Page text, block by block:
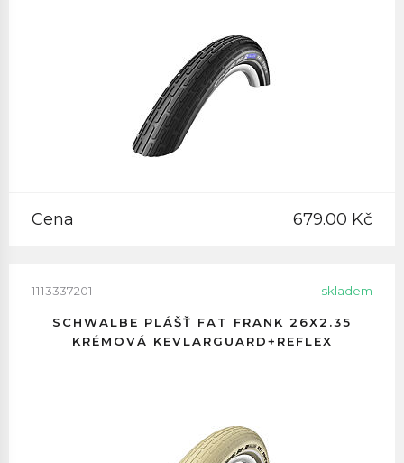
Cena 679.00 Kč
1113337201 skladem
SCHWALBE PLÁŠŤ FAT FRANK 26X2.35
KRÉMOVÁ KEVLARGUARD+REFLEX